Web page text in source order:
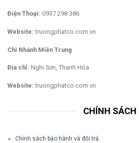
Điện Thoại: 0937 298 386
Website: truongphatco.com.vn
Chi Nhánh Miền Trung
Địa chỉ: Nghi Sơn, Thanh Hóa
Website: truongphatco.com.vn
CHÍNH SÁCH
Chính sách bảo hành và đổi trả